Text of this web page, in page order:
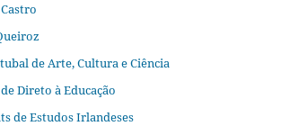
de Arte, Cultura e Ciência
Direto à Educação
de Estudos Irlandeses